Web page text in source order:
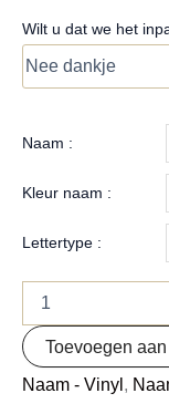
Wilt u dat we het
Naam :
Kleur naam :
Lettertype :
Toevoegen
Naam - Vinyl